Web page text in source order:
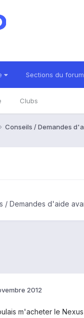
Sections du forum
Clubs
Conseils / Demandes
/ Demandes d'aide
2012
m'acheter le